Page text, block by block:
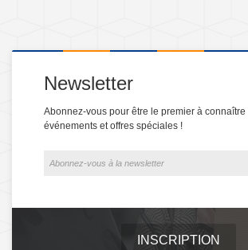
Newsletter
Abonnez-vous pour être le premier à connaître
événements et offres spéciales !
INSCRIPTION